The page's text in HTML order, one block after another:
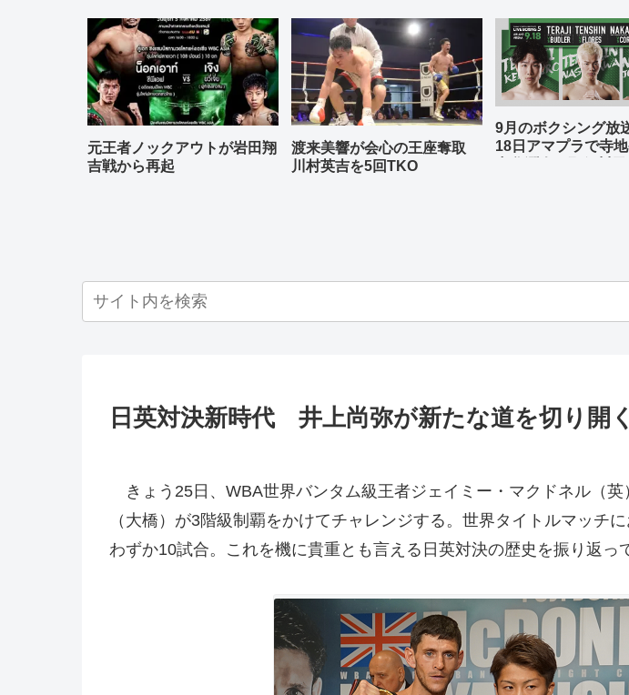
元王者ノックアウトが岩田翔
吉戦から再起
渡来美響が会心の王座奪取
川村英吉を5回TKO
9月のボクシング放
18日アマプラで寺
日英対決新時代 井上尚弥が新たな道を切り開く
きょう25日、WBA世界バンタム級王者ジェイミー・マクドネル（英
（大橋）が3階級制覇をかけてチャレンジする。世界タイトルマッチ
わずか10試合。これを機に貴重とも言える日英対決の歴史を振り返っ